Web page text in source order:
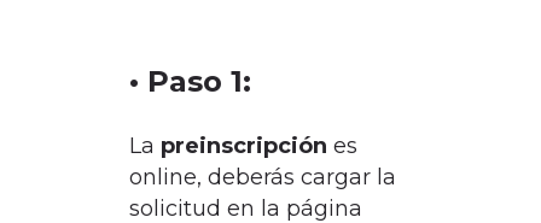
• Paso 1:
La preinscripción es
online, deberás cargar la
solicitud en la página